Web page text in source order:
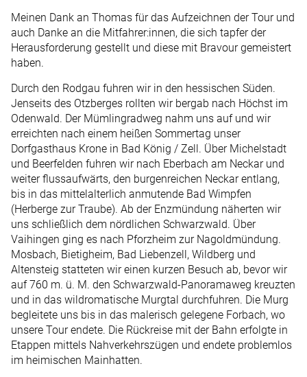
Meinen Dank an Thomas für das Aufzeichnen der Tour und
auch Danke an die Mitfahrer:innen, die sich tapfer der
Herausforderung gestellt und diese mit Bravour gemeistert
haben.
Durch den Rodgau fuhren wir in den hessischen Süden.
Jenseits des Otzberges rollten wir bergab nach Höchst im
Odenwald. Der Mümlingradweg nahm uns auf und wir
erreichten nach einem heißen Sommertag unser
Dorfgasthaus Krone in Bad König / Zell. Über Michelstadt
und Beerfelden fuhren wir nach Eberbach am Neckar und
weiter flussaufwärts, den burgenreichen Neckar entlang,
bis in das mittelalterlich anmutende Bad Wimpfen
(Herberge zur Traube). Ab der Enzmündung näherten wir
uns schließlich dem nördlichen Schwarzwald. Über
Vaihingen ging es nach Pforzheim zur Nagoldmündung.
Mosbach, Bietigheim, Bad Liebenzell, Wildberg und
Altensteig statteten wir einen kurzen Besuch ab, bevor wir
auf 760 m. ü. M. den Schwarzwald-Panoramaweg kreuzten
und in das wildromatische Murgtal durchfuhren. Die Murg
begleitete uns bis in das malerisch gelegene Forbach, wo
unsere Tour endete. Die Rückreise mit der Bahn erfolgte in
Etappen mittels Nahverkehrszügen und endete problemlos
im heimischen Mainhatten.